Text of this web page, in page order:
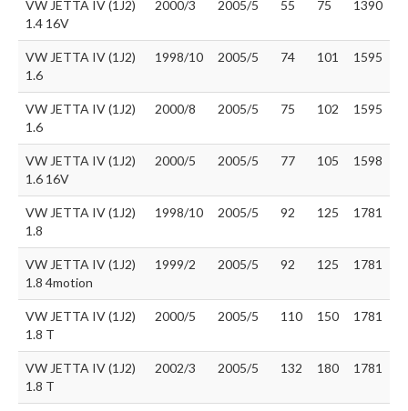
VW JETTA IV (1J2)
1.4 16V
2000/3 2005/5 55 75 1390
VW JETTA IV (1J2)
1.6
1998/10 2005/5 74 101 1595
VW JETTA IV (1J2)
1.6
2000/8 2005/5 75 102 1595
VW JETTA IV (1J2)
1.6 16V
2000/5 2005/5 77 105 1598
VW JETTA IV (1J2)
1.8
1998/10 2005/5 92 125 1781
VW JETTA IV (1J2)
1.8 4motion
1999/2 2005/5 92 125 1781
VW JETTA IV (1J2)
1.8 T
2000/5 2005/5 110 150 1781
VW JETTA IV (1J2)
1.8 T
2002/3 2005/5 132 180 1781